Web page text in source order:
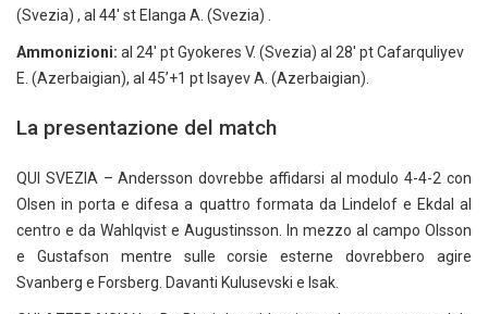
(Svezia) , al 44′ st Elanga A. (Svezia) .
Ammonizioni: al 24′ pt Gyokeres V. (Svezia) al 28′ pt Cafarquliyev
E. (Azerbaigian), al 45’+1 pt Isayev A. (Azerbaigian).
La presentazione del match
QUI SVEZIA – Andersson dovrebbe affidarsi al modulo 4-4-2 con
Olsen in porta e difesa a quattro formata da Lindelof e Ekdal al
centro e da Wahlqvist e Augustinsson. In mezzo al campo Olsson
e Gustafson mentre sulle corsie esterne dovrebbero agire
Svanberg e Forsberg. Davanti Kulusevski e Isak.